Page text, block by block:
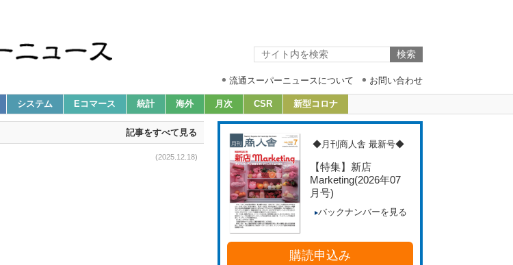
流通スーパーニュースについて お問い合わせ
システム Eコマース 統計 海外 月次 CSR 新型コロナ
記事をすべて見る
(2025.12.18)
◆月刊商人舎 最新号◆
【特集】新店
Marketing(2026年07
月号)
バックナンバーを見る
購読申込み